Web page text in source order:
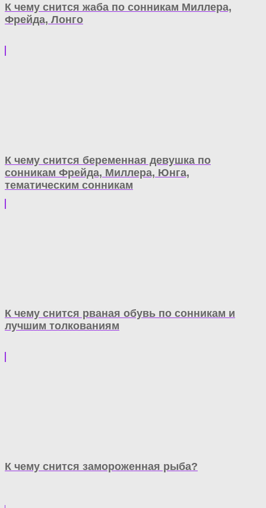
К чему снится жаба по сонникам Миллера,
Фрейда, Лонго
К чему снится беременная девушка по
сонникам Фрейда, Миллера, Юнга,
тематическим сонникам
К чему снится рваная обувь по сонникам и
лучшим толкованиям
К чему снится замороженная рыба?